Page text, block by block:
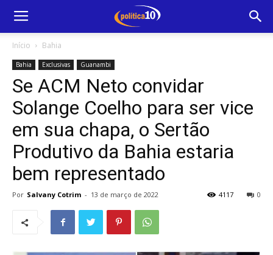
Início Bahia
Bahia Exclusivas Guanambi
Se ACM Neto convidar
Solange Coelho para ser vice
em sua chapa, o Sertão
Produtivo da Bahia estaria
bem representado
Por Salvany Cotrim - 13 de março de 2022 0
4117